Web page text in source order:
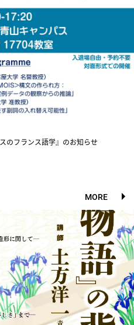
のフランス語学』のお知らせ
MORE